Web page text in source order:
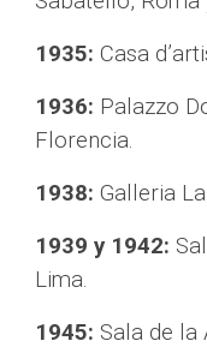
1935: Casa
1936: Palazzo
Florencia.
1938: Galleria
1939 y 1942:
Lima.
1945: Sala de la